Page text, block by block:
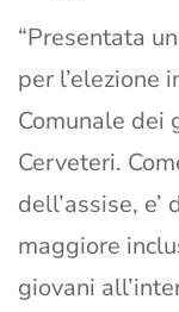
“Presentata
per l’elezione
Comunale dei
Cerveteri.
dell’assise,
maggiore
giovani